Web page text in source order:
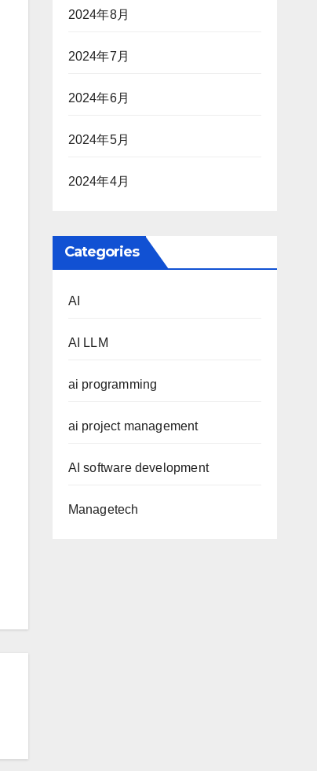
2024年8月
2024年7月
2024年6月
2024年5月
2024年4月
Categories
AI
AI LLM
ai programming
ai project management
AI software development
Managetech